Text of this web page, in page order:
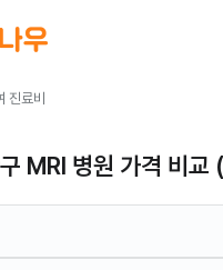
진료비
MRI 병원 가격 비